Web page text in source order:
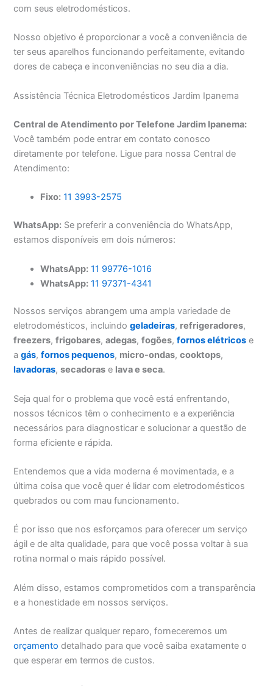
com seus eletrodomésticos.
Nosso objetivo é proporcionar a você a conveniência de
ter seus aparelhos funcionando perfeitamente, evitando
dores de cabeça e inconveniências no seu dia a dia.
Assistência Técnica Eletrodomésticos Jardim Ipanema
Central de Atendimento por Telefone Jardim Ipanema:
Você também pode entrar em contato conosco
diretamente por telefone. Ligue para nossa Central de
Atendimento:
Fixo: 11 3993-2575
WhatsApp: Se preferir a conveniência do WhatsApp,
estamos disponíveis em dois números:
WhatsApp: 11 99776-1016
WhatsApp: 11 97371-4341
Nossos serviços abrangem uma ampla variedade de
eletrodomésticos, incluindogeladeiras, refrigeradores,
freezers,frigobares,adegas,fogões,fornos elétricos e
agás,fornos pequenos, micro-ondas,cooktops,
lavadoras,secadoras e lava e seca.
Seja qual for o problema que você está enfrentando,
nossos técnicos têm o conhecimento e a experiência
necessários para diagnosticar e solucionar a questão de
forma eficiente e rápida.
Entendemos que a vida moderna é movimentada, e a
última coisa que você quer é lidar com eletrodomésticos
quebrados ou com mau funcionamento.
É por isso que nos esforçamos para oferecer um serviço
ágil e de alta qualidade, para que você possa voltar à sua
rotina normal o mais rápido possível.
Além disso, estamos comprometidos com a transparência
e a honestidade em nossos serviços.
Antes de realizar qualquer reparo, forneceremos um
orçamento detalhado para que você saiba exatamente o
que esperar em termos de custos.